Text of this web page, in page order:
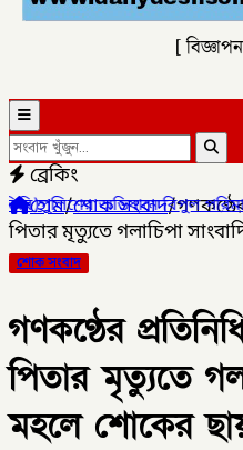
[
ব্রেকিং
বিপুল পরিমাণ মাদকদ্রব্য
হোম/শোক সংবাদ/
পিতার মৃত্যুতে গলাচিপা
শোক সংবাদ
গণকণ্ঠের
পিতার মৃত্যুতে
মহলে শোকের